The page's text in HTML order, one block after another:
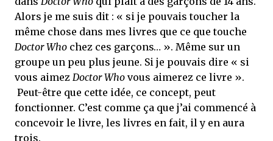
Alors je me suis dit : « si je pouvais toucher la
même chose dans mes livres que ce que touche
Doctor Who chez ces garçons… ». Même sur un
groupe un peu plus jeune. Si je pouvais dire « si
vous aimez Doctor Who vous aimerez ce livre ».
Peut-être que cette idée, ce concept, peut
fonctionner. C’est comme ça que j’ai commencé à
concevoir le livre, les livres en fait, il y en aura
trois.